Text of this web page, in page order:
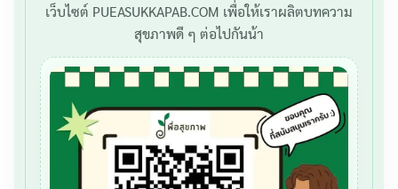
เว็บไซต์ PUEASUKKAPAB.COM เพื่อให้เราผลิตบทความ
สุขภาพดี ๆ ต่อไปกันน้า